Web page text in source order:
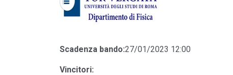
Scadenza bando:27/01/2023 12:00
Vincitori: